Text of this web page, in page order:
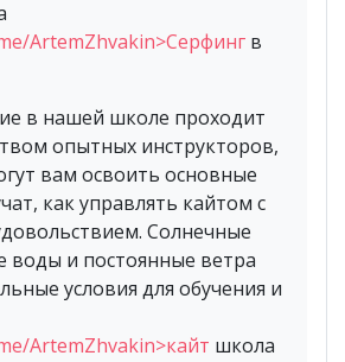
ArtemZhvakin>Серфинг в
в нашей школе проходит
опытных инструкторов,
вам освоить основные
как управлять кайтом с
Солнечные
воды и постоянные ветра
условия для обучения и
ArtemZhvakin>кайт школа